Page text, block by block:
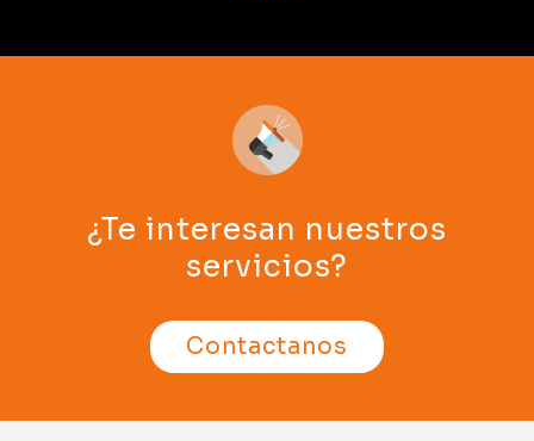
¿Te interesan nuestros
servicios?
Contactanos